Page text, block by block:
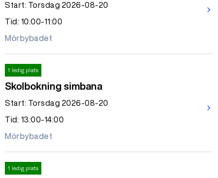
Start: Torsdag 2026-08-20
Tid: 10:00-11:00
Mörbybadet
arrow_forward_ios
1 ledig plats
Skolbokning simbana
Start: Torsdag 2026-08-20
Tid: 13:00-14:00
Mörbybadet
arrow_forward_ios
1 ledig plats